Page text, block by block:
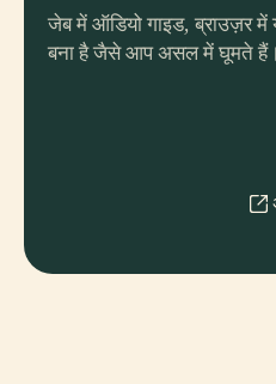
जेब में ऑडियो गाइड, ब्राउज़र में
बना है जैसे आप असल में घूमते हैं।